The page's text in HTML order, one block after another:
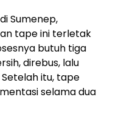
Sumenep,
tape ini terletak
butuh tiga
direbus, lalu
itu, tape
selama dua